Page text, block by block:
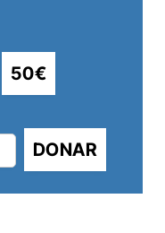
50€
DONAR